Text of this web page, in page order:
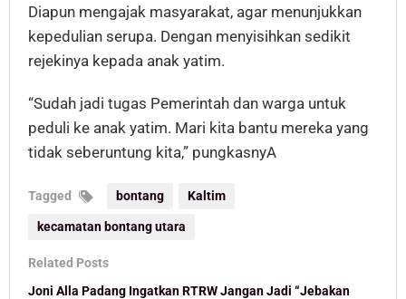
Diapun mengajak masyarakat, agar menunjukkan
kepedulian serupa. Dengan menyisihkan sedikit
rejekinya kepada anak yatim.
“Sudah jadi tugas Pemerintah dan warga untuk
peduli ke anak yatim. Mari kita bantu mereka yang
tidak seberuntung kita,” pungkasnyA
Tagged bontang Kaltim
kecamatan bontang utara
Related Posts
Joni Alla Padang Ingatkan RTRW Jangan Jadi “Jebakan